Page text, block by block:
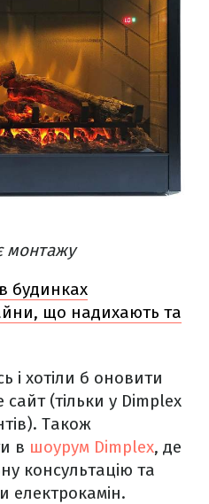
монтажу
будинках
що надихають та
і хотіли б оновити
сайт (тільки у Dimplex
Також
в шоурум Dimplex, де
консультацію та
електрокамін.